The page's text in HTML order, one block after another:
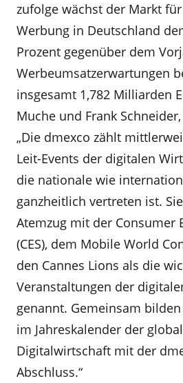
zufolge wächst der Markt
Werbung in Deutschland
Prozent gegenüber dem
Werbeumsatzerwartungen
insgesamt 1,782 Milliarden
Muche und Frank
„Die dmexco zählt
Leit-Events der digitalen
die nationale wie
ganzheitlich vertreten ist.
Atemzug mit der Consumer
(CES), dem Mobile World
den Cannes Lions als die
Veranstaltungen der
genannt. Gemeinsam bilden
im Jahreskalender der
Digitalwirtschaft mit der
Abschluss.“